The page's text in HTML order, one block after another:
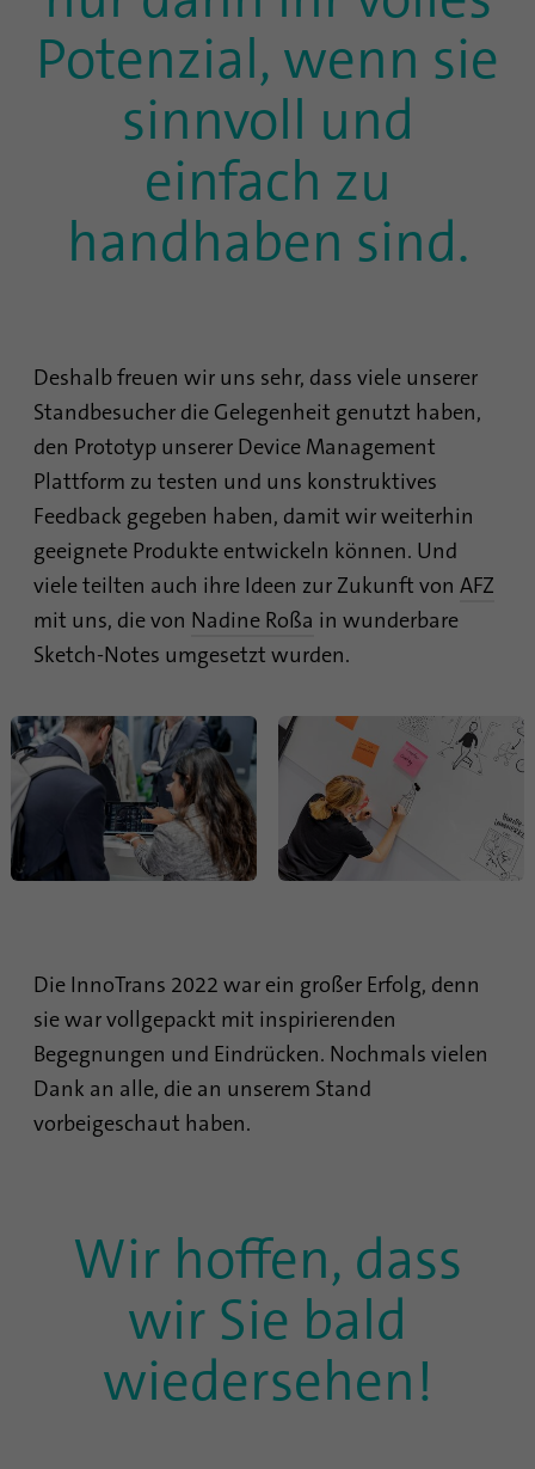
Potenzial, wenn sie
sinnvoll und
einfach zu
handhaben sind.
Deshalb freuen wir uns sehr, dass viele unserer
Standbesucher die Gelegenheit genutzt haben,
den Prototyp unserer Device Management
Plattform zu testen und uns konstruktives
Feedback gegeben haben, damit wir weiterhin
geeignete Produkte entwickeln können. Und
viele teilten auch ihre Ideen zur Zukunft von AFZ
mit uns, die von Nadine Roßa in wunderbare
Sketch-Notes umgesetzt wurden.
Die InnoTrans 2022 war ein großer Erfolg, denn
sie war vollgepackt mit inspirierenden
Begegnungen und Eindrücken. Nochmals vielen
Dank an alle, die an unserem Stand
vorbeigeschaut haben.
Wir hoffen, dass
wir Sie bald
wiedersehen!
Mit diesem Cookie wird gespeichert, wann
eine Synchronisierung mit dem Cookie
„lms_analytics cookie“ stattgefunden hat.
UserMatchHistory
linkedin.com
Laufzeit 30 Tage
Synchronisierung, um häufig wiederholte
Synchronisierungsprozesse zu vermeiden.
Name ln_or
Anbieter .linkedin.com
Laufzeit 1 Tsg
Wird verwendet, um festzustellen, ob Oribi-